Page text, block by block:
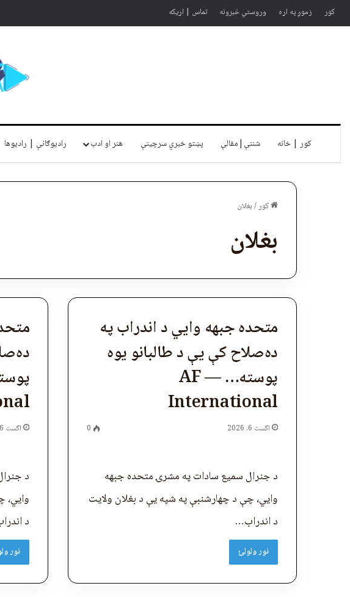
کور زموږ په اړه وروستي خبرونه تماس | اړیکه
کور | خانه شننې|مقالې پښتو خبري سرچينې هنر او ادب رادیوګانې | رادیوها
کور/بغلان
بغلان
متحده جبهه وایي د اندراب په
ده‌صلاح کې یې د طالبانو یوه
پوسته… — AF
International
اگست 6, 2026 0
د جنرال سمیع سادات په مشرۍ متحده جبهه
وايي، چې د چهارشنبې په شپه یې د بغلان ولایت
د اندراب…
نور ولولئ
اگست 6, 2026
د
وايي،
د
نور